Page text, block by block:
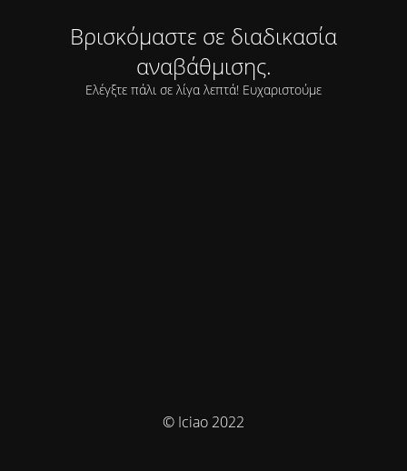
Βρισκόμαστε σε διαδικασία
αναβάθμισης.
Ελέγξτε πάλι σε λίγα λεπτά! Ευχαριστούμε
© Iciao 2022